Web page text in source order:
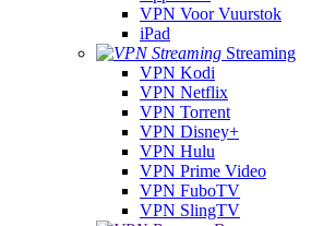
VPN Voor Vuurstok
iPad
Streaming
VPN Kodi
VPN Netflix
VPN Torrent
VPN Disney+
VPN Hulu
VPN Prime Video
VPN FuboTV
VPN SlingTV